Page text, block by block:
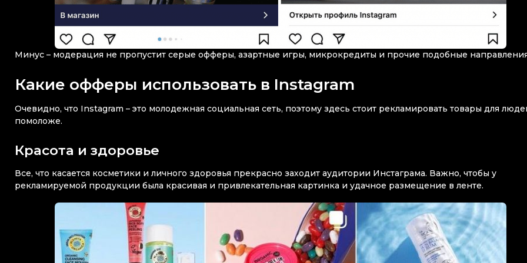
Минус – модерация не пропустит серые офферы, азартные игры, микрокредиты и прочие подобные
Какие офферы использовать в Instagram
Очевидно, что Instagram – это молодежная социальная сеть, поэтому здесь стоит рекламировать товары для
помоложе.
Красота и здоровье
Все, что касается косметики и личного здоровья прекрасно заходит аудитории Инстаграма. Важно, чтобы у
рекламируемой продукции была красивая и привлекательная картинка и удачное размещение в ленте.